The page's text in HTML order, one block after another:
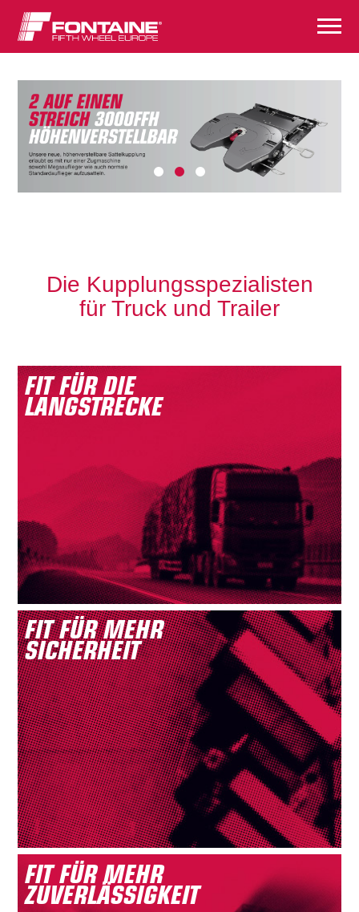
Die Kupplungsspezialisten
für Truck und Trailer
FIT FÜR DIE
LANGSTRECKE
FIT FÜR MEHR
SICHERHEIT
FIT FÜR MEHR
ZUVERLÄSSIGKEIT